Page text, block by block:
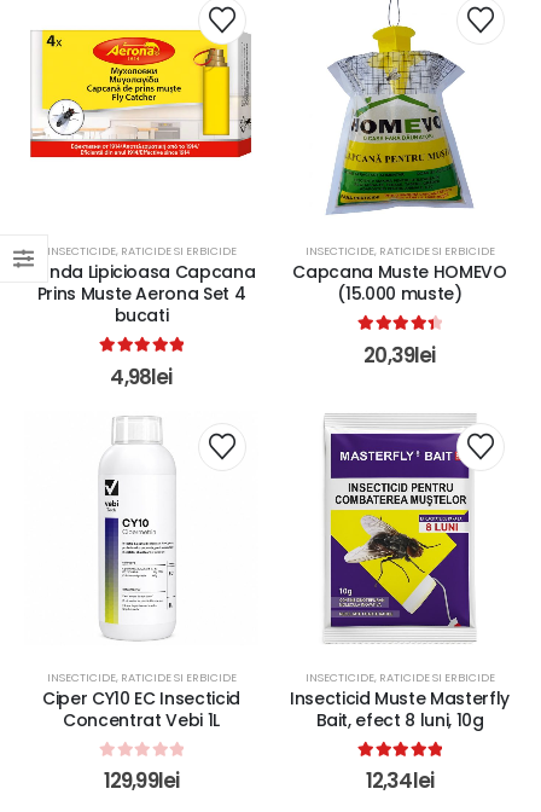
INSECTICIDE, RATICIDE SI ERBICIDE
Banda Lipicioasa Capcana
Prins Muste Aerona Set 4
bucati
5.00 out of 5
4,98lei
INSECTICIDE, RATICIDE SI ERBICIDE
Capcana Muste HOMEVO
(15.000 muste)
4.50 out of 5
20,39lei
INSECTICIDE, RATICIDE SI ERBICIDE
Ciper CY10 EC Insecticid
Concentrat Vebi 1L
0out of 5
129,99lei
INSECTICIDE, RATICIDE SI ERBICIDE
Insecticid Muste Masterfly
Bait, efect 8 luni, 10g
5.00 out of 5
12,34lei